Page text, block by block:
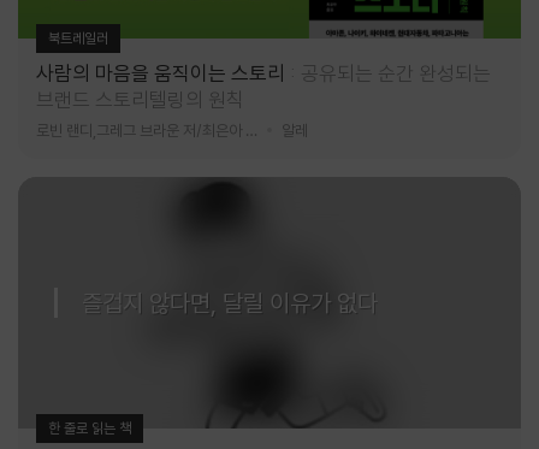
북트레일러
사람의 마음을 움직이는 스토리
공유되는 순간 완성되는
브랜드 스토리텔링의 원칙
알레
즐겁지 않다면, 달릴 이유가 없다
한 줄로 읽는 책